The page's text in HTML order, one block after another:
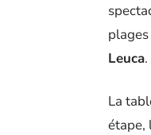
Leuca.
La
étape,